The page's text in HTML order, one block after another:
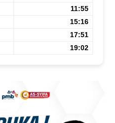
11:55
15:16
17:51
19:02